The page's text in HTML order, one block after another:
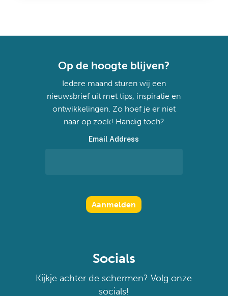
Op de hoogte blijven?
Iedere maand sturen wij een
nieuwsbrief uit met tips, inspiratie en
ontwikkelingen. Zo hoef je er niet
naar op zoek! Handig toch?
Email Address
Socials
Kijkje achter de schermen? Volg onze
socials!